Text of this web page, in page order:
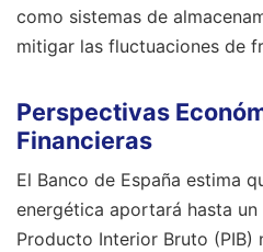
como sistemas de
mitigar las fluctuaciones de
Perspectivas
Financieras
El Banco de España estima
energética aportará hasta un
Producto Interior Bruto (PIB)